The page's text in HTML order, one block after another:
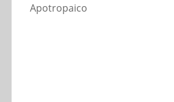
Apotropaico